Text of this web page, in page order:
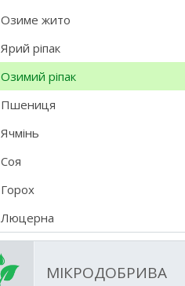
Озиме жито
Ярий ріпак
Озимий ріпак
Пшениця
Ячмінь
Соя
Горох
Люцерна
МІКРОДОБРИВА